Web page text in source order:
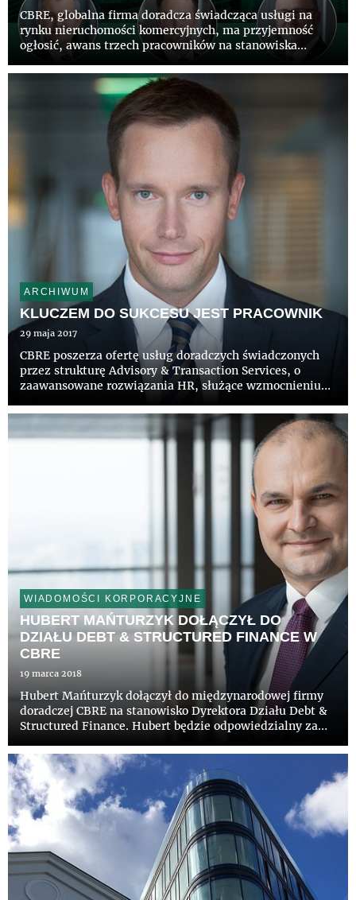
CBRE, globalna firma doradcza świadcząca usługi na
rynku nieruchomości komercyjnych, ma przyjemność
ogłosić, awans trzech pracowników na stanowiska
oraz Jana Przeniosło, a także dwóch pracowników na
stanowisko Director...
ARCHIWUM
KLUCZEM DO SUKCESU JEST PRACOWNIK
29 maja 2017
CBRE poszerza ofertę usług doradczych świadczonych
przez strukturę Advisory & Transaction Services, o
zaawansowane rozwiązania HR, służące wzmocnieniu
obszarze dostępu do zasobów ludzkich. Do grona
ekspertów dołączy...
WIADOMOŚCI KORPORACYJNE
HUBERT MAŃTURZYK DOŁĄCZYŁ DO
DZIAŁU DEBT & STRUCTURED FINANCE W
CBRE
19 marca 2018
Hubert Mańturzyk dołączył do międzynarodowej firmy
doradczej CBRE na stanowisko Dyrektora Działu Debt &
Structured Finance. Hubert będzie odpowiedzialny za
inwestorom w zakresie pozyskiwania finansowania
zewnętrznego n...